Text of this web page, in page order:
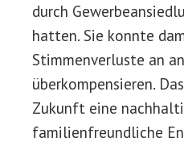
durch
hatten. Sie konnte
Stimmenverluste an
überkompensieren.
Zukunft eine
familienfreundliche